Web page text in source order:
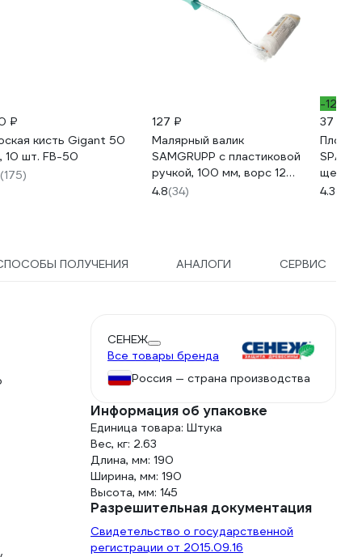
₽
кисть Gigant 50
10 шт. FB-50
(175)
127 ₽
Малярный валик
SAMGRUPP с пластиковой
ручкой, 100 мм, ворс 12
мм SAMC-009016100
4.8(34)
-12%
37 ₽
ручка
4.3
ПОЛУЧЕНИЯ АНАЛОГИ СЕРВИС
СЕНЕЖ
Все товары бренда
Россия — страна производства
Информация об упаковке
Единица товара: Штука
Вес, кг: 2.63
Длина, мм: 190
Ширина, мм: 190
Высота, мм: 145
Разрешительная документация
Свидетельство о государственной
регистрации от 2015.09.16